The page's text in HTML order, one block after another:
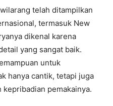
telah ditampilkan
termasuk New
dikenal karena
yang sangat baik.
untuk
hanya cantik, tetapi juga
pemakainya.